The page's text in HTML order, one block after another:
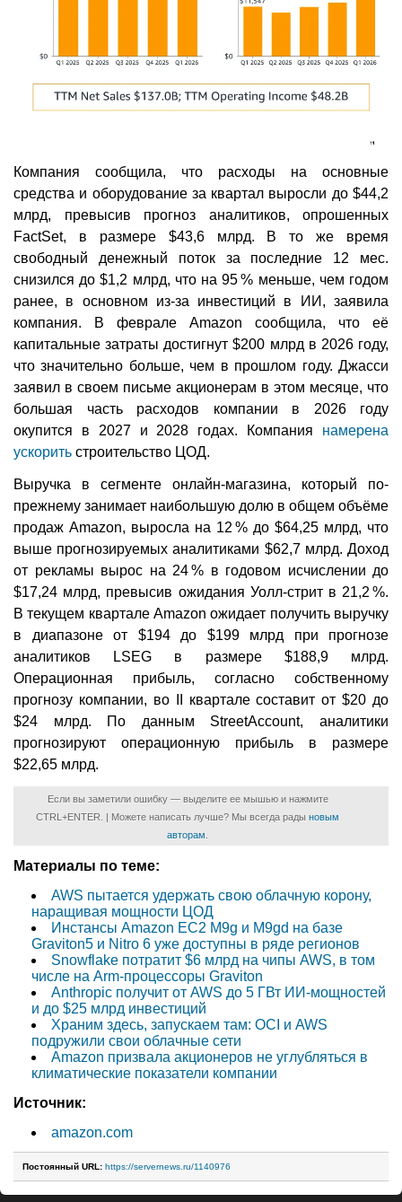
Компания сообщила, что расходы на основные
средства и оборудование за квартал выросли до $44,2
млрд, превысив прогноз аналитиков, опрошенных
FactSet, в размере $43,6 млрд. В то же время
свободный денежный поток за последние 12 мес.
снизился до $1,2 млрд, что на 95 % меньше, чем годом
ранее, в основном из-за инвестиций в ИИ, заявила
компания. В феврале Amazon сообщила, что её
капитальные затраты достигнут $200 млрд в 2026 году,
что значительно больше, чем в прошлом году. Джасси
заявил в своем письме акционерам в этом месяце, что
большая часть расходов компании в 2026 году
окупится в 2027 и 2028 годах. Компания намерена
ускорить строительство ЦОД.
Выручка в сегменте онлайн-магазина, который по-
прежнему занимает наибольшую долю в общем объёме
продаж Amazon, выросла на 12 % до $64,25 млрд, что
выше прогнозируемых аналитиками $62,7 млрд. Доход
от рекламы вырос на 24 % в годовом исчислении до
$17,24 млрд, превысив ожидания Уолл-стрит в 21,2 %.
В текущем квартале Amazon ожидает получить выручку
в диапазоне от $194 до $199 млрд при прогнозе
аналитиков LSEG в размере $188,9 млрд.
Операционная прибыль, согласно собственному
прогнозу компании, во II квартале составит от $20 до
$24 млрд. По данным StreetAccount, аналитики
прогнозируют операционную прибыль в размере
$22,65 млрд.
Если вы заметили ошибку — выделите ее мышью и нажмите
CTRL+ENTER. | Можете написать лучше? Мы всегда рады новым
авторам.
Материалы по теме:
AWS пытается удержать свою облачную корону,
наращивая мощности ЦОД
Инстансы Amazon EC2 M9g и M9gd на базе
Graviton5 и Nitro 6 уже доступны в ряде регионов
Snowflake потратит $6 млрд на чипы AWS, в том
числе на Arm-процессоры Graviton
Anthropic получит от AWS до 5 ГВт ИИ-мощностей
и до $25 млрд инвестиций
Храним здесь, запускаем там: OCI и AWS
подружили свои облачные сети
Amazon призвала акционеров не углубляться в
климатические показатели компании
Источник:
amazon.com
Постоянный URL: https://servernews.ru/1140976